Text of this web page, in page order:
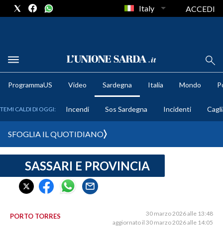
METEO
CRONACA SARDEGNA
CAGLIARI
SULCIS IGLESIENTE
Italy ACCEDI
ProgrammaUS Video Sardegna Italia Mondo
TEMI CALDI DI OGGI: Incendi Sos Sardegna Incidenti
SFOGLIA IL QUOTIDIANO
SASSARI E PROVINCIA
PORTO TORRES
30 marzo 2026 alle 13:48
aggiornato il 30 marzo 2026 alle 14:05